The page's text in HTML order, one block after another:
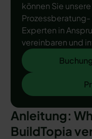
können Sie
Experten in
vereinbaren und
Buchungtermin
Preise ansehen
Anleitung:
BuildTopia